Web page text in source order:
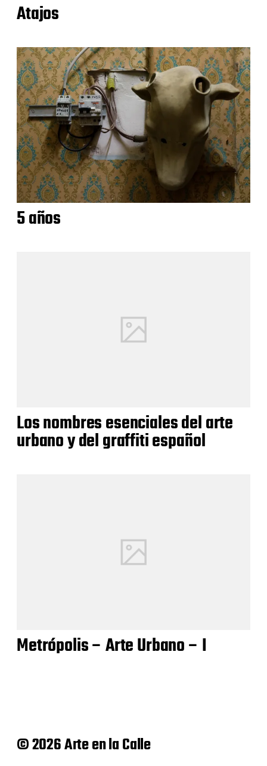
Atajos
5 años
Los nombres esenciales del arte
urbano y del graffiti español
Metrópolis – Arte Urbano – I
© 2026 Arte en la Calle